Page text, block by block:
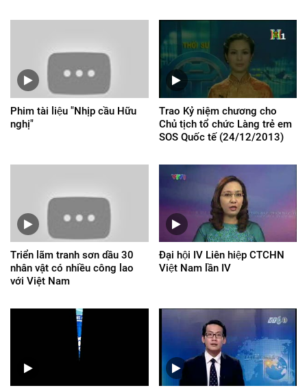
Phim tài liệu "Nhịp cầu Hữu
nghị"
Trao Kỷ niệm chương cho
Chủ tịch tổ chức Làng trẻ em
SOS Quốc tế (24/12/2013)
Triển lãm tranh sơn dầu 30
nhân vật có nhiều công lao
với Việt Nam
Đại hội IV Liên hiệp CTCHN
Việt Nam lần IV